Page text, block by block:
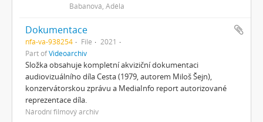
Babanová, Adéla
Dokumentace
nfa-va-938254 File
2021
Part ofVideoarchiv
Složka obsahuje kompletní akviziční dokumentaci
audiovizuálního díla Cesta (1979, autorem Miloš Šejn),
konzervátorskou zprávu a MediaInfo report autorizované
reprezentace díla.
Národní filmový archiv